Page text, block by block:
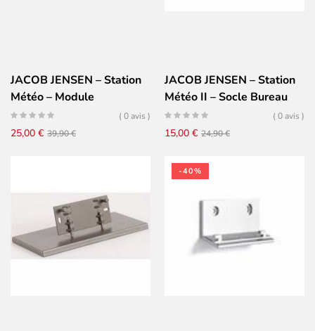
JACOB JENSEN – Station
Météo – Module
Thermomètre Extérieur( 0 avis )
39,90€Le
39,90 €.
25,00 €
Le
25,00 €.
JACOB JENSEN – Station
Météo II – Socle Bureau
( 0 avis )
24,90€Le
24,90 €.
15,00 €
Le
15,00 €.
-40%